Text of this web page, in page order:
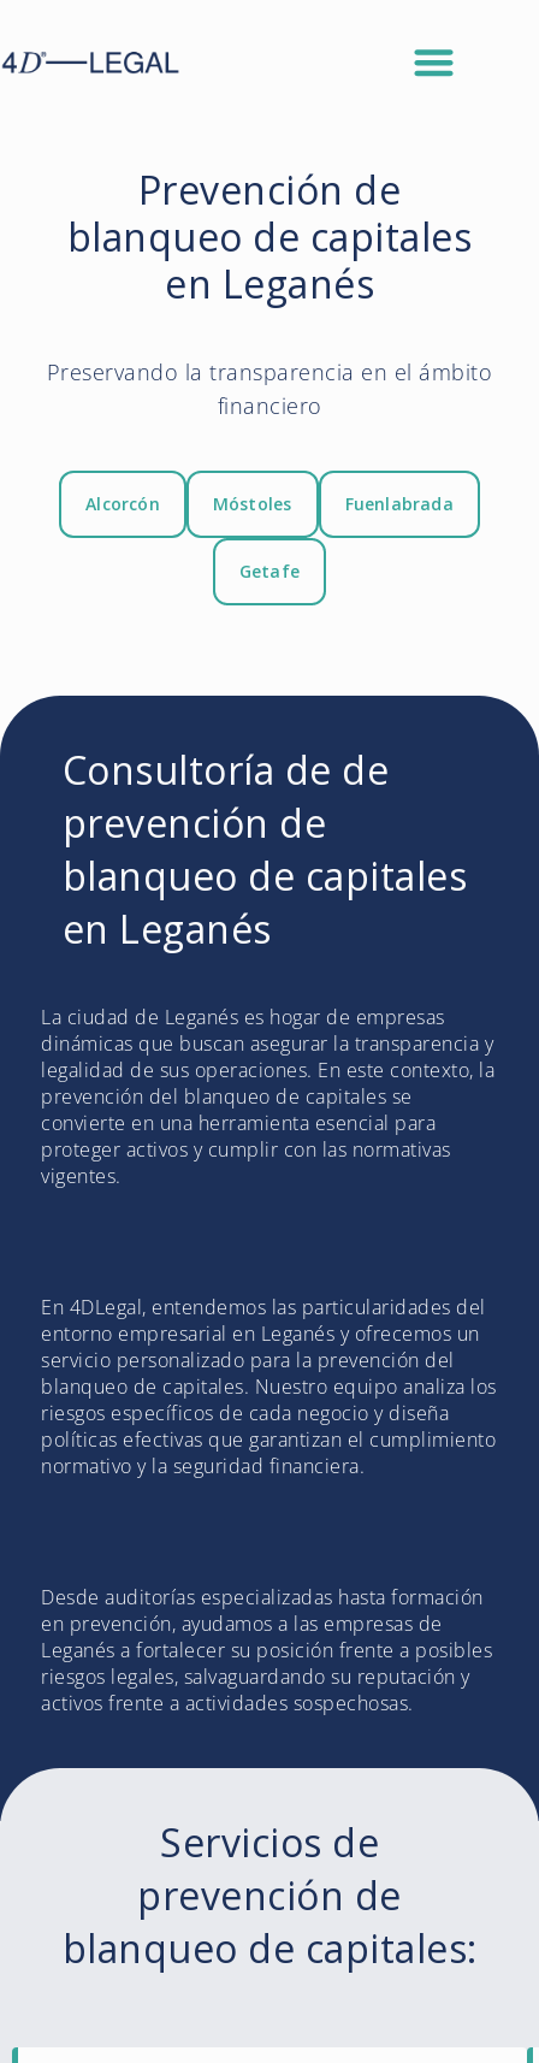
Prevención de
blanqueo de capitales
en Leganés
Preservando la transparencia en el ámbito
financiero
Alcorcón Móstoles Fuenlabrada
Getafe
Consultoría de de
prevención de
blanqueo de capitales
en Leganés
La ciudad de Leganés es hogar de empresas
dinámicas que buscan asegurar la transparencia y
legalidad de sus operaciones. En este contexto, la
prevención del blanqueo de capitales se
convierte en una herramienta esencial para
proteger activos y cumplir con las normativas
vigentes.
En 4DLegal, entendemos las particularidades del
entorno empresarial en Leganés y ofrecemos un
servicio personalizado para la prevención del
blanqueo de capitales. Nuestro equipo analiza los
riesgos específicos de cada negocio y diseña
políticas efectivas que garantizan el cumplimiento
normativo y la seguridad financiera.
Desde auditorías especializadas hasta formación
en prevención, ayudamos a las empresas de
Leganés a fortalecer su posición frente a posibles
riesgos legales, salvaguardando su reputación y
activos frente a actividades sospechosas.
Servicios de
prevención de
blanqueo de capitales: